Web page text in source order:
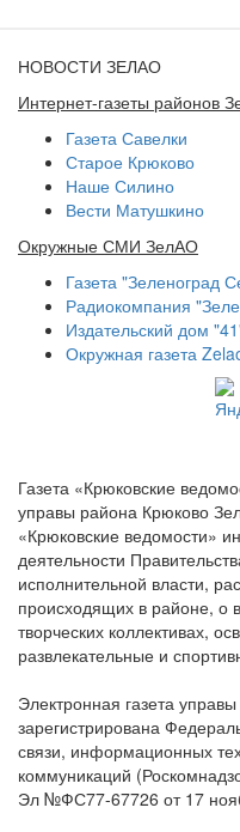
НОВОСТИ ЗЕЛАО
Интернет-газеты районов
Газета Савелки
Старое Крюково
Наше Силино
Вести Матушкино
Окружные СМИ ЗелАО
Газета "Зеленоград
Радиокомпания
Издательский дом
Окружная газета
Газета «Крюковские
управы района Крюково
«Крюковские ведомости»
деятельности
исполнительной власти,
происходящих в районе, о
творческих коллективах,
развлекательные и
Электронная газета
зарегистрирована
связи, информационных
коммуникаций
Эл №ФС77-67726 от 17